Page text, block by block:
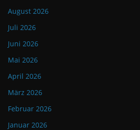
August 2026
Juli 2026
Juni 2026
Mai 2026
April 2026
März 2026
Februar 2026
Januar 2026